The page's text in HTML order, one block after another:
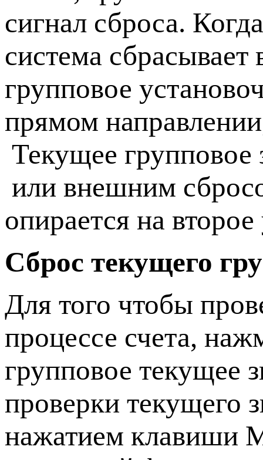
сигнал сброса.
система сбрасывает
групповое
прямом
Текущее групповое
или внешним
опирается на
Сброс текущего
Для того чтобы
процессе счета,
групповое текущее
проверки текущего
нажатием клавиши